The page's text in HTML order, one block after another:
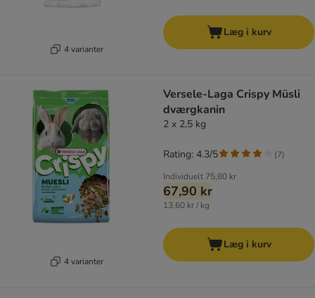
4 varianter
Læg i kurv
4 varianter
Versele-Laga Crispy Müsli
dværgkanin
2 x 2,5 kg
Individuelt 75,80 kr
67,90 kr
13,60 kr / kg
Rating: 4.3/5 (7)
Læg i kurv